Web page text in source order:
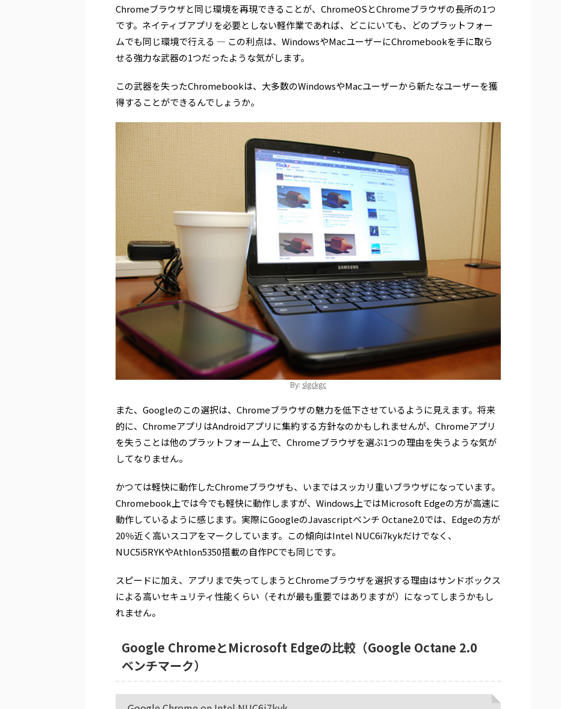
Chromeブラウザと同じ環境を再現できることが、ChromeOSとChromeブラウザの長所の1つ
です。ネイティブアプリを必要としない軽作業であれば、どこにいても、どのプラットフォー
ムでも同じ環境で行える ― この利点は、WindowsやMacユーザーにChromebookを手に取ら
せる強力な武器の1つだったような気がします。
この武器を失ったChromebookは、大多数のWindowsやMacユーザーから新たなユーザーを獲
得することができるんでしょうか。
By: slgckgc
また、Googleのこの選択は、Chromeブラウザの魅力を低下させているように見えます。将来
的に、ChromeアプリはAndroidアプリに集約する方針なのかもしれませんが、Chromeアプリ
を失うことは他のプラットフォーム上で、Chromeブラウザを選ぶ1つの理由を失うような気が
してなりません。
かつては軽快に動作したChromeブラウザも、いまではスッカリ重いブラウザになっています。
Chromebook上では今でも軽快に動作しますが、Windows上ではMicrosoft Edgeの方が高速に
動作しているように感じます。実際にGoogleのJavascriptベンチ Octane2.0では、Edgeの方が
20％近く高いスコアをマークしています。この傾向はIntel NUC6i7kykだけでなく、
NUC5i5RYKやAthlon5350搭載の自作PCでも同じです。
スピードに加え、アプリまで失ってしまうとChromeブラウザを選択する理由はサンドボックス
による高いセキュリティ性能くらい（それが最も重要ではありますが）になってしまうかもし
れません。
Google ChromeとMicrosoft Edgeの比較（Google Octane 2.0
ベンチマーク）